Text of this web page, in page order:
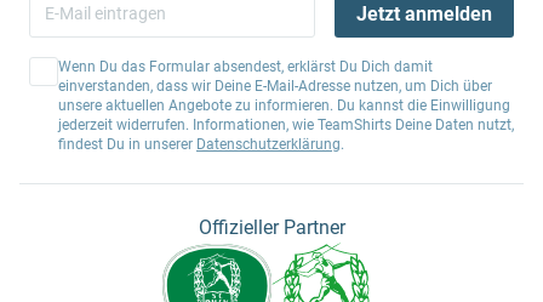
Jetzt anmelden
Wenn Du das Formular absendest, erklärst Du Dich damit
einverstanden, dass wir Deine E-Mail-Adresse nutzen, um Dich über
unsere aktuellen Angebote zu informieren. Du kannst die Einwilligung
jederzeit widerrufen. Informationen, wie TeamShirts Deine Daten nutzt,
findest Du in unserer Datenschutzerklärung.
Offizieller Partner